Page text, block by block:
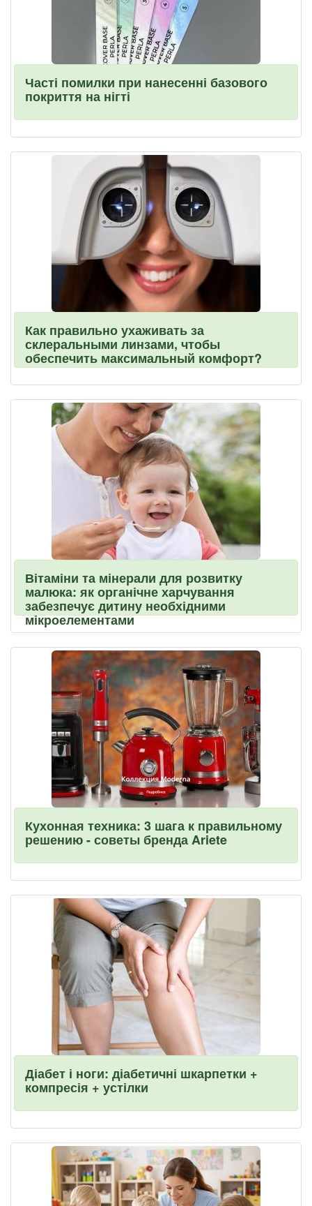
Часті помилки при нанесенні базового
покриття на нігті
Как правильно ухаживать за
склеральными линзами, чтобы
обеспечить максимальный комфорт?
Вітаміни та мінерали для розвитку
малюка: як органічне харчування
забезпечує дитину необхідними
мікроелементами
Кухонная техника: 3 шага к правильному
решению - советы бренда Ariete
Діабет і ноги: діабетичні шкарпетки +
компресія + устілки